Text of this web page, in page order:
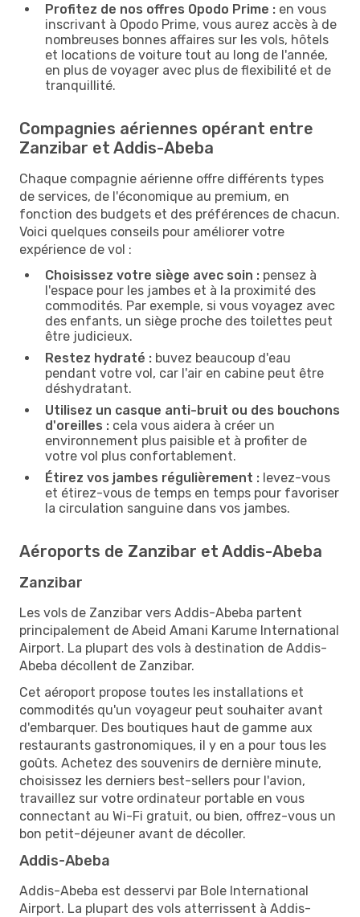
Profitez de nos offres Opodo Prime : en vous
inscrivant à Opodo Prime, vous aurez accès à de
nombreuses bonnes affaires sur les vols, hôtels
et locations de voiture tout au long de l'année,
en plus de voyager avec plus de flexibilité et de
tranquillité.
Compagnies aériennes opérant entre
Zanzibar et Addis-Abeba
Chaque compagnie aérienne offre différents types
de services, de l'économique au premium, en
fonction des budgets et des préférences de chacun.
Voici quelques conseils pour améliorer votre
expérience de vol :
Choisissez votre siège avec soin : pensez à
l'espace pour les jambes et à la proximité des
commodités. Par exemple, si vous voyagez avec
des enfants, un siège proche des toilettes peut
être judicieux.
Restez hydraté : buvez beaucoup d'eau
pendant votre vol, car l'air en cabine peut être
déshydratant.
Utilisez un casque anti-bruit ou des bouchons
d'oreilles : cela vous aidera à créer un
environnement plus paisible et à profiter de
votre vol plus confortablement.
Étirez vos jambes régulièrement : levez-vous
et étirez-vous de temps en temps pour favoriser
la circulation sanguine dans vos jambes.
Aéroports de Zanzibar et Addis-Abeba
Zanzibar
Les vols de Zanzibar vers Addis-Abeba partent
principalement de Abeid Amani Karume International
Airport. La plupart des vols à destination de Addis-
Abeba décollent de Zanzibar.
Cet aéroport propose toutes les installations et
commodités qu'un voyageur peut souhaiter avant
d'embarquer. Des boutiques haut de gamme aux
restaurants gastronomiques, il y en a pour tous les
goûts. Achetez des souvenirs de dernière minute,
choisissez les derniers best-sellers pour l'avion,
travaillez sur votre ordinateur portable en vous
connectant au Wi-Fi gratuit, ou bien, offrez-vous un
bon petit-déjeuner avant de décoller.
Addis-Abeba
Addis-Abeba est desservi par Bole International
Airport. La plupart des vols atterrissent à Addis-